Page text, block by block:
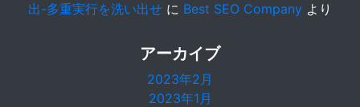
出-多重実行を洗い出せ に Best SEO Company より
アーカイブ
2023年2月
2023年1月